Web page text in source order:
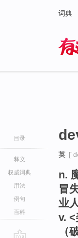
词典
目录
释义
权威词典
用法
例句
百科
英
n.
冒
业
v.
（